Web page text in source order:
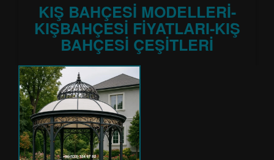
KIŞ BAHÇESİ MODELLERİ-
KIŞBAHÇESİ FİYATLARI-KIŞ
BAHÇESİ ÇEŞİTLERİ